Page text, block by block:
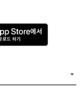
A
p
p
e